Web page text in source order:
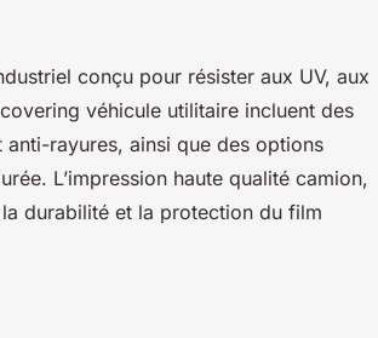
conçu pour résister aux UV, aux
véhicule utilitaire incluent des
rayures, ainsi que des options
L’impression haute qualité camion,
durabilité et la protection du film